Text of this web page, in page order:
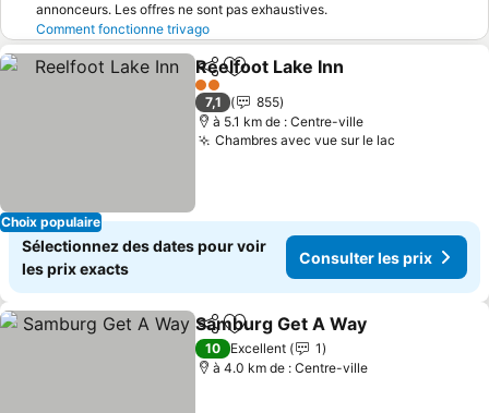
annonceurs. Les offres ne sont pas exhaustives.
Comment fonctionne trivago
Choix populaire
PartagerAjouter à mes favoris
Reelfoot Lake Inn
2 Étoiles
7,1
855
à 5.1 km de : Centre-ville
Chambres avec vue sur le lac
Sélectionnez des dates pour voir
les prix exacts
Consulter les prix
PartagerAjouter à mes favoris
Samburg Get A Way
10 Excellent
1
à 4.0 km de : Centre-ville